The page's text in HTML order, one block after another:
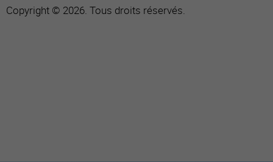
Copyright © 2026. Tous droits réservés.